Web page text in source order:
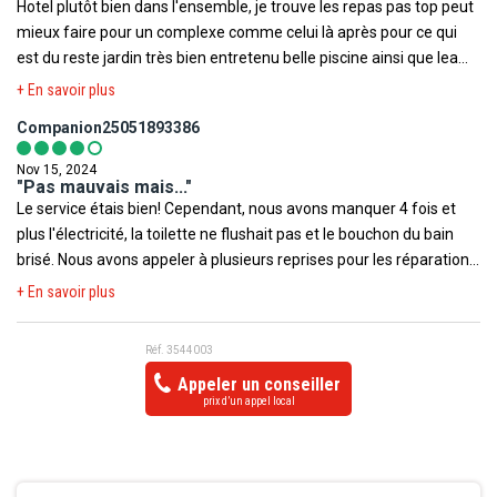
Hotel plutôt bien dans l'ensemble, je trouve les repas pas top peut
mieux faire pour un complexe comme celui là après pour ce qui
est du reste jardin très bien entretenu belle piscine ainsi que lea
plage et coup de cœur pour la salle de sport FIT and FUN coach
+ En savoir plus
Companion25051893386
Nov 15, 2024
"Pas mauvais mais..."
Le service étais bien! Cependant, nous avons manquer 4 fois et
plus l'électricité, la toilette ne flushait pas et le bouchon du bain
brisé. Nous avons appeler à plusieurs reprises pour les réparations,
qui on été fait quand même rapidement. J'ai beaucoup aimer
endroit 4.5 étoiles. Mon conjoint dit 3 étoiles. Nous avions fait une
excursions en katamaran avec un agent de air transat. Ils nous a
dit que c'était bon avec un bébé. L'excursion avais l'aire vraiment
+ En savoir plus
Réf. 3544003
Appeler un conseiller
prix d’un appel local